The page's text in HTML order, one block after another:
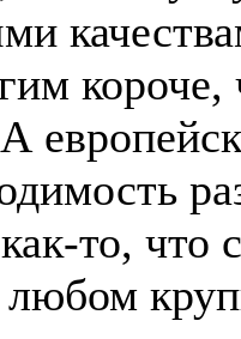
короче,
то, что
любом